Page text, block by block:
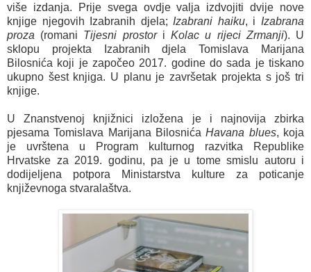
više izdanja. Prije svega ovdje valja izdvojiti dvije nove
knjige njegovih Izabranih djela; Izabrani haiku, i Izabrana
proza (romani Tijesni prostoriKolac u rijeci Zrmanji). U
sklopu projekta Izabranih djela Tomislava Marijana
Bilosnića koji je započeo 2017. godine do sada je tiskano
ukupno šest knjiga. U planu je završetak projekta s još tri
knjige.
U Znanstvenoj knjižnici izložena je i najnovija zbirka
pjesama Tomislava Marijana BilosnićaHavana blues, koja
je uvrštena u Program kulturnog razvitka Republike
Hrvatske za 2019. godinu, pa je u tome smislu autoru i
dodijeljena potpora Ministarstva kulture za poticanje
književnoga stvaralaštva.